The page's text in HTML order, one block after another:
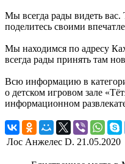
Мы всегда рады видеть
поделитесь своими
Мы находимся по адресу
всегда рады принять там
Всю информацию в
о детском игровом зале
информационном
Лос Анжелес D. 21.05.2020